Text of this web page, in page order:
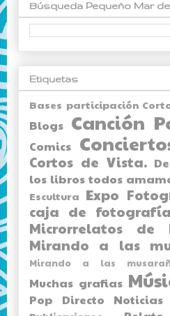
Búsqueda Pequeño Mar
Etiquetas
Bases participación
Blogs Canción
Comics
Cortos de Vista.
los libros todos
Escultura Expo
caja de
Microrrelatos de
Mirando a las
Mirando a las
Muchas grafias
Pop Directo Noticias